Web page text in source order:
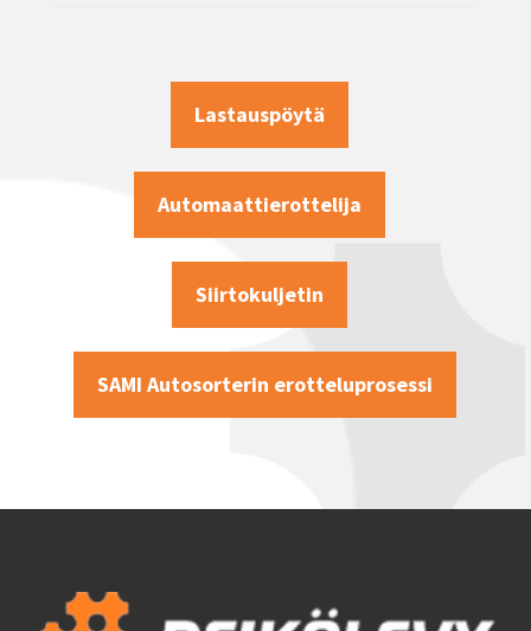
Lastauspöytä
Automaattierottelija
Siirtokuljetin
SAMI Autosorterin erotteluprosessi